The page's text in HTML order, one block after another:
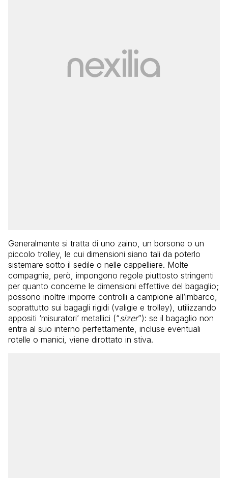
Generalmente si tratta di uno zaino, un borsone o un
piccolo trolley, le cui dimensioni siano tali da poterlo
sistemare sotto il sedile o nelle cappelliere. Molte
compagnie, però, impongono regole piuttosto stringenti
per quanto concerne le dimensioni effettive del bagaglio;
possono inoltre imporre controlli a campione all’imbarco,
soprattutto sui bagagli rigidi (valigie e trolley), utilizzando
appositi ‘misuratori’ metallici (“sizer”): se il bagaglio non
entra al suo interno perfettamente, incluse eventuali
rotelle o manici, viene dirottato in stiva.